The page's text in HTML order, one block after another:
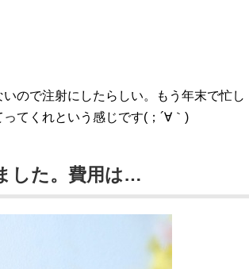
ので注射にしたらしい。もう年末で忙し
てくれという感じです(；´∀｀)
した。費用は…